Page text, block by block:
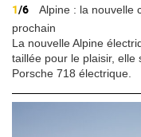
1/6
Alpine : la nouvelle
prochain
La nouvelle Alpine
taillée pour le plaisir,
Porsche 718 électrique.